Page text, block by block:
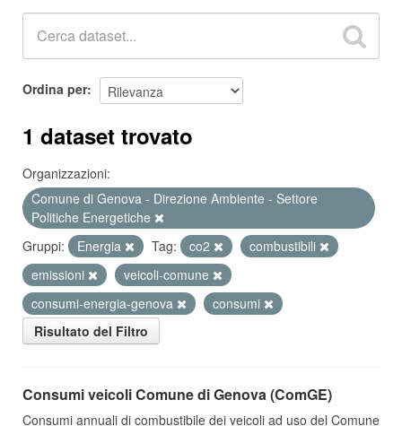
Ordina per
1 dataset trovato
Organizzazioni:
Comune di Genova - Direzione Ambiente - Settore
Politiche Energetiche
Gruppi:
Energia Tag: co2
combustibili
emissioni
veicoli-comune
consumi-energia-genova
consumi
Risultato del Filtro
Consumi veicoli Comune di Genova (ComGE)
Consumi annuali di combustibile dei veicoli ad uso del Comune